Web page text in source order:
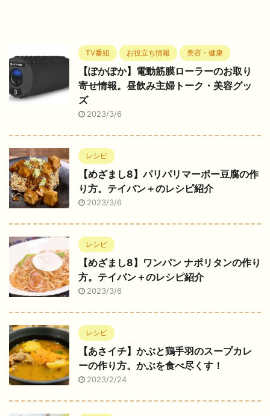
TV番組 お役立ち情報 美容・健康
【ぽかぽか】電動筋膜ローラーのお取り
寄せ情報。昼飲み主婦トーク・美容グッ
ズ
2023/3/6
レシピ
【めざまし8】パリパリマーボー豆腐の作
り方。テイバン＋のレシピ紹介
2023/3/6
レシピ
【めざまし8】ワンパン ナポリタンの作り
方。テイバン＋のレシピ紹介
2023/3/6
レシピ
【あさイチ】かぶと鶏手羽のスープカレ
ーの作り方。かぶを食べ尽くす！
2023/2/24